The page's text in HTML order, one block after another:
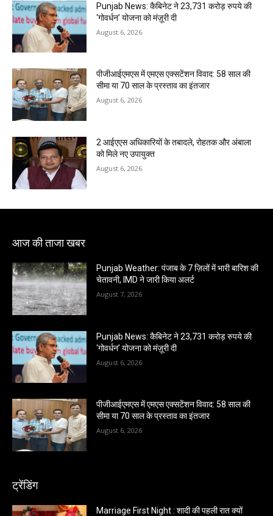
Punjab News: कैबिनेट ने 23,731 करोड़ रुपये की
‘गोवर्धन’ योजना को मंज़ूरी दी
August 6, 2026
पीजीआईएमएस में एमएस एक्सटेंशन विवाद: 58 साल की
सीमा या 70 साल के प्रस्ताव का इंतजार
August 6, 2026
2 आईएएस अधिकारियों के तबादले, रोहतक और अंबाला
को मिले नए उपायुक्त
August 6, 2026
आज की ताजा खबर
Punjab Weather: पंजाब के 7 ज़िलों में भारी बारिश की
चेतावनी, IMD ने जारी किया अलर्ट
August 7, 2026
Punjab News: कैबिनेट ने 23,731 करोड़ रुपये की
‘गोवर्धन’ योजना को मंज़ूरी दी
August 6, 2026
पीजीआईएमएस में एमएस एक्सटेंशन विवाद: 58 साल की
सीमा या 70 साल के प्रस्ताव का इंतजार
August 6, 2026
ट्रेंडिंग
Marriage First Night : शादी की पहली रात क्यों